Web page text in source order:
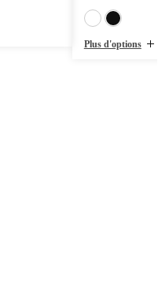
Plus d'options